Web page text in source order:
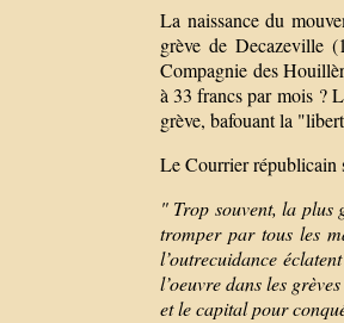
La naissance du
grève de Decazeville
Compagnie des
à 33 francs par mois ?
grève, bafouant la
Le Courrier républicain
" Trop souvent, la plus
tromper par tous les
l’outrecuidance
l’oeuvre dans les
et le capital pour